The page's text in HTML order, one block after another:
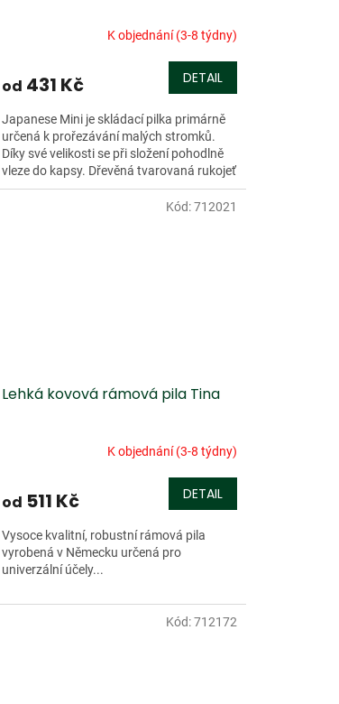
K objednání (3-8 týdny)
od 431 Kč DETAIL
Japanese Mini je skládací pilka primárně
určená k prořezávání malých stromků.
Díky své velikosti se při složení pohodlně
vleze do kapsy. Dřevěná tvarovaná rukojeť
z třešňového...
Lehká kovová rámová pila Tina
K objednání (3-8 týdny)
od 511 Kč DETAIL
Vysoce kvalitní, robustní rámová pila
vyrobená v Německu určená pro
univerzální účely...
Kód:712021
Kód:712172